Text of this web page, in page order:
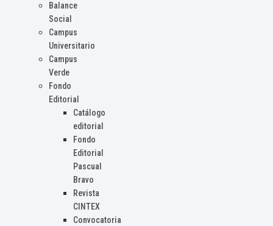
Balance
Social
Campus
Universitario
Campus
Verde
Fondo
Editorial
Catálogo
editorial
Fondo
Editorial
Pascual
Bravo
Revista
CINTEX
Convocatoria